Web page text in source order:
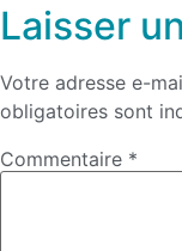
Laisser
Votre adresse e-
obligatoires sont
Commentaire *